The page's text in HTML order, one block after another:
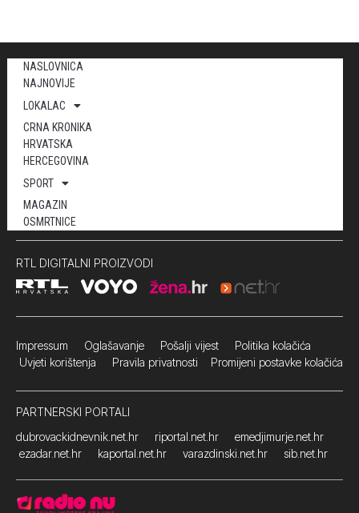
NASLOVNICA
NAJNOVIJE
LOKALAC
CRNA KRONIKA
HRVATSKA
HERCEGOVINA
SPORT
MAGAZIN
OSMRTNICE
RTL DIGITALNI PROIZVODI
Impressum Oglašavanje Pošalji vijest Politika kolačića
Uvjeti korištenja Pravila privatnosti Promijeni postavke kolačića
PARTNERSKI PORTALI
dubrovackidnevnik.net.hr
riportal.net.hr
emedjimurje.net.hr
ezadar.net.hr
kaportal.net.hr varazdinski.net.hr sib.net.hr